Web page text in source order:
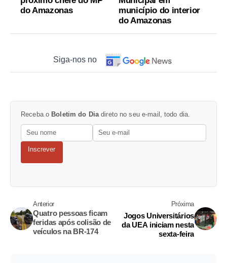
do Amazonas
município do interior
do Amazonas
Siga-nos no
Receba o Boletim do Diadireto no seu e-mail, todo dia.
Inscrever
Anterior
Quatro pessoas ficam
feridas após colisão de
veículos na BR-174
Próxima
Jogos Universitários
da UEA iniciam nesta
sexta-feira